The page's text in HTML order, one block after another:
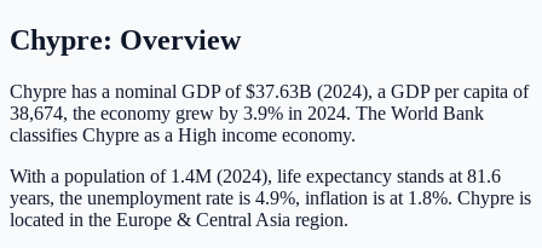
Chypre: Overview
Chypre has a nominal GDP of $37.63B (2024), a GDP per capita of
38,674, the economy grew by 3.9% in 2024. The World Bank
classifies Chypre as a High income economy.
With a population of 1.4M (2024), life expectancy stands at 81.6
years, the unemployment rate is 4.9%, inflation is at 1.8%. Chypre is
located in the Europe & Central Asia region.